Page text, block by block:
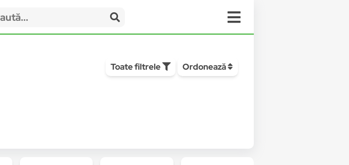
Toate filtrele Ordonează